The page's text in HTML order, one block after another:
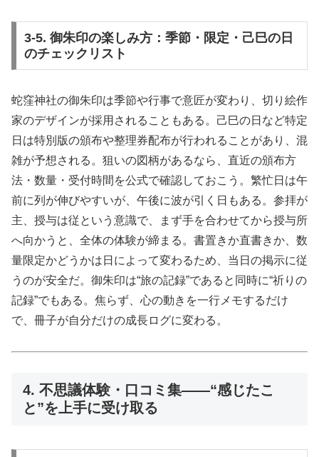
3-5. 御朱印の楽しみ方：季節・限定・己巳の日
のチェックリスト
蛇窪神社の御朱印は季節や行事で意匠が変わり、切り絵作
家のデザインが採用されることもある。己巳の日など特定
日は特別版の頒布や整理券配布が行われることがあり、混
雑が予想される。狙いの図柄があるなら、直近の頒布方
法・数量・受付時間を公式で確認しておこう。繁忙日は午
前に列が伸びやすいが、午後に波が引く日もある。参拝が
主、授与は従という意識で、まず手を合わせてから授与所
へ向かうと、全体の体験が締まる。書置きか直書きか、数
量限定かどうかは日によって変わるため、当日の掲示に従
うのが安全だ。御朱印は“旅の記録”であると同時に“祈りの
記録”でもある。焦らず、心の動きを一行メモするだけ
で、冊子が自分だけの成長ログに変わる。
4. 不思議体験・口コミ集――“感じたこ
と”を上手に受け取る